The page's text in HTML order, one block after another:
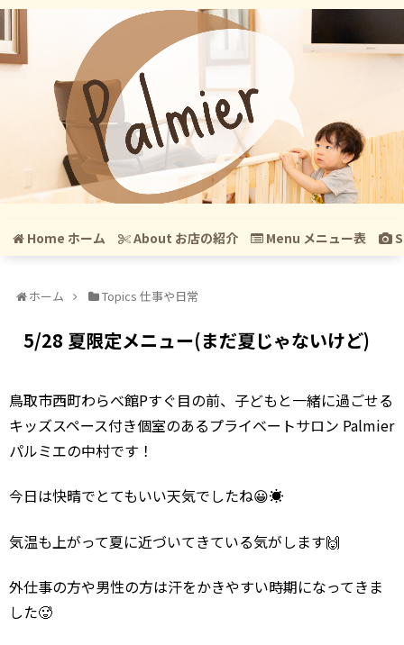
Home ホーム About お店の紹介 Menu メニュー表
ホーム Topics 仕事や日常
5/28 夏限定メニュー(まだ夏じゃないけど)
鳥取市西町わらべ館Pすぐ目の前、子どもと一緒に過ごせる
キッズスペース付き個室のあるプライベートサロン Palmier
パルミエの中村です！
今日は快晴でとてもいい天気でしたね😀☀️
気温も上がって夏に近づいてきている気がします🙌
外仕事の方や男性の方は汗をかきやすい時期になってきま
した🥵